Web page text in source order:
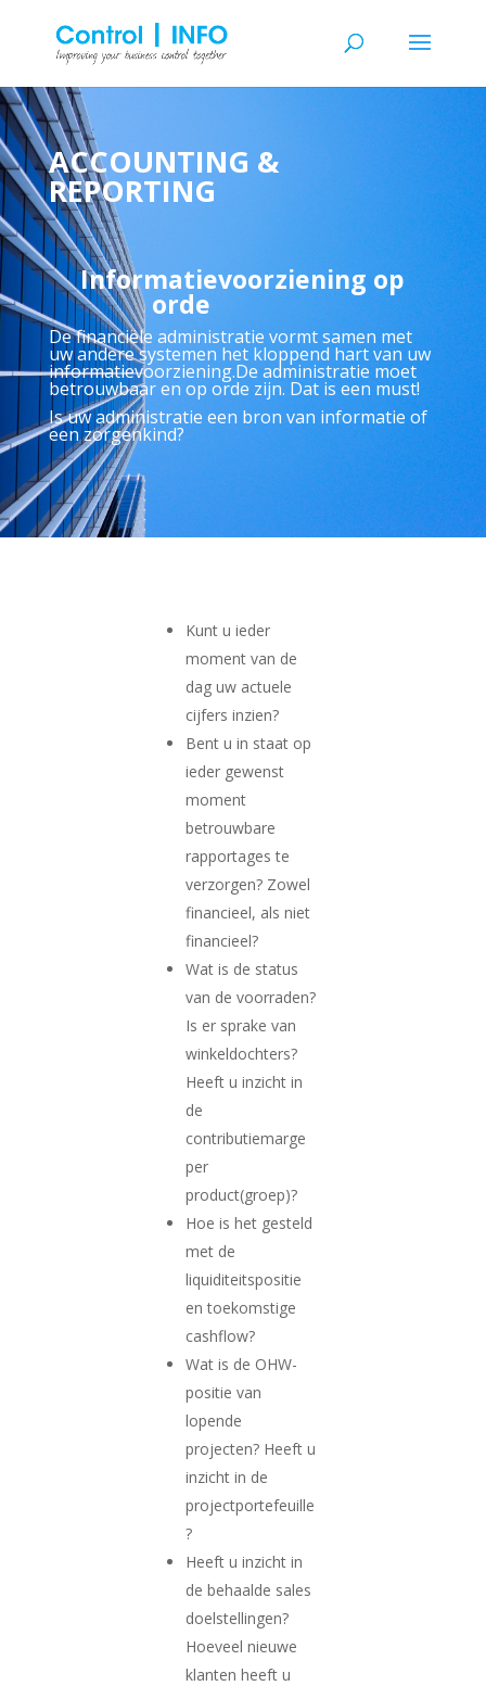
ACCOUNTING &
REPORTING
Informatievoorziening op
orde
De financiële administratie vormt samen met
uw andere systemen het kloppend hart van uw
informatievoorziening.De administratie moet
betrouwbaar en op orde zijn. Dat is een must!
Is uw administratie een bron van informatie of
een zorgenkind?
Kunt u ieder
moment van de
dag uw actuele
cijfers inzien?
Bent u in staat op
ieder gewenst
moment
betrouwbare
rapportages te
verzorgen? Zowel
financieel, als niet
financieel?
Wat is de status
van de voorraden?
Is er sprake van
winkeldochters?
Heeft u inzicht in
de
contributiemarge
per
product(groep)?
Hoe is het gesteld
met de
liquiditeitspositie
en toekomstige
cashflow?
Wat is de OHW-
positie van
lopende
projecten? Heeft u
inzicht in de
projectportefeuille
?
Heeft u inzicht in
de behaalde sales
doelstellingen?
Hoeveel nieuwe
klanten heeft u